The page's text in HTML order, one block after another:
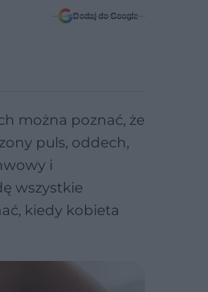
Dodaj do Google
można poznać, że
puls, oddech,
i
wszystkie
kiedy kobieta